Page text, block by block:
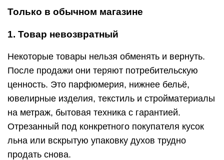
Только в обычном магазине
1. Товар невозвратный
Некоторые товары нельзя обменять и вернуть.
После продажи они теряют потребительскую
ценность. Это парфюмерия, нижнее бельё,
ювелирные изделия, текстиль и стройматериалы
на метраж, бытовая техника с гарантией.
Отрезанный под конкретного покупателя кусок
льна или вскрытую упаковку духов трудно
продать снова.